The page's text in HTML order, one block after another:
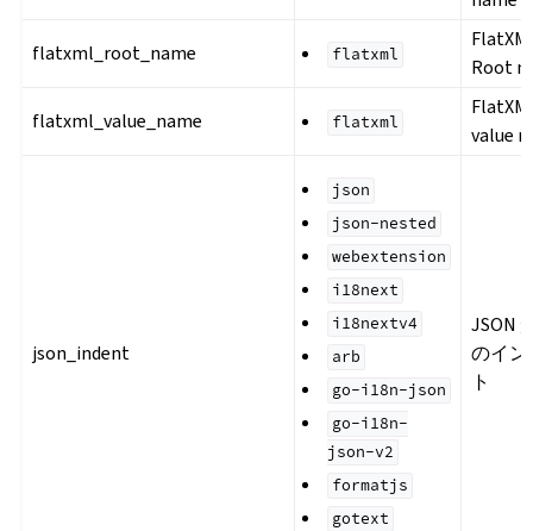
flatxml_root_name flatxml
Root
flatxml_value_name flatxml
value
json_indent
json
json-nested
webextension
i18next
i18nextv4
arb
go-i18n-json
go-i18n-
json-v2
formatjs
gotext
JSON
のイ
ト